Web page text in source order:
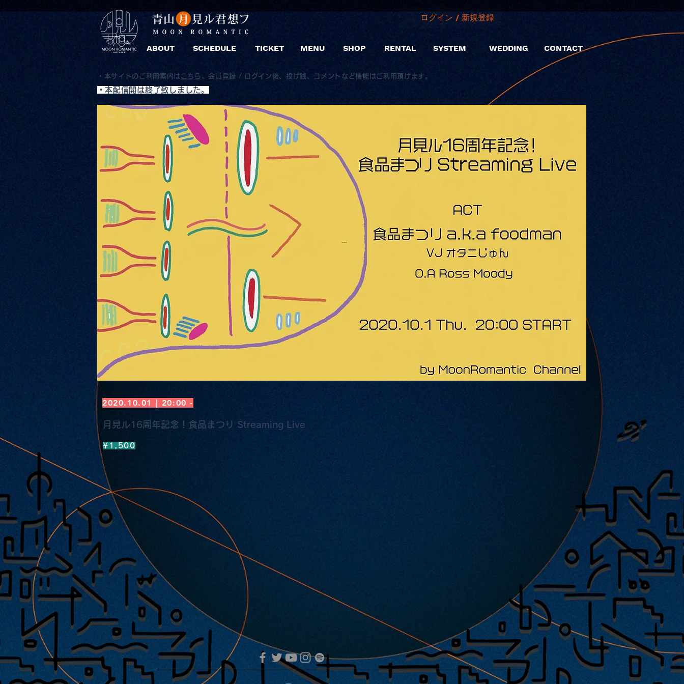
ABOUT SCHEDULE TICKET MENU SHOP
ログイン / 新規登録
RENTAL SYSTEM WEDDING CONTACT
・本サイトのご利用案内は こちら 。 会員登録 / ログイン後、投げ銭、コメントなど機能はご利用頂けます。
​・本配信開は終了致しました。
2020.10.01 | 20:00 -
月見ル16周年記念！食品まつり Streaming Live
¥1,500